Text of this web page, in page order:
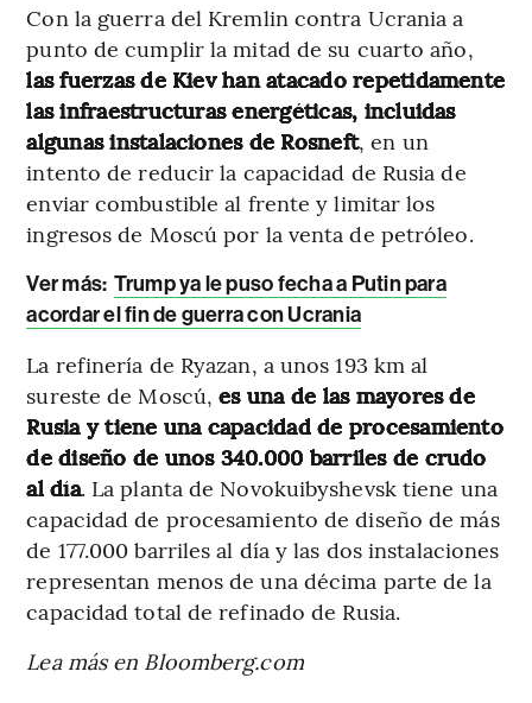
Con la guerra del Kremlin contra Ucrania a
punto de cumplir la mitad de su cuarto año,
las fuerzas de Kiev han atacado repetidamente
las infraestructuras energéticas, incluidas
algunas instalaciones de Rosneft, en un
intento de reducir la capacidad de Rusia de
enviar combustible al frente y limitar los
ingresos de Moscú por la venta de petróleo.
Ver más: Trump ya le puso fecha a Putin para
acordar el fin de guerra con Ucrania
La refinería de Ryazan, a unos 193 km al
sureste de Moscú,es una de las mayores de
Rusia y tiene una capacidad de procesamiento
de diseño de unos 340.000 barriles de crudo
al día. La planta de Novokuibyshevsk tiene una
capacidad de procesamiento de diseño de más
de 177.000 barriles al día y las dos instalaciones
representan menos de una décima parte de la
capacidad total de refinado de Rusia.
Lea más en Bloomberg.com